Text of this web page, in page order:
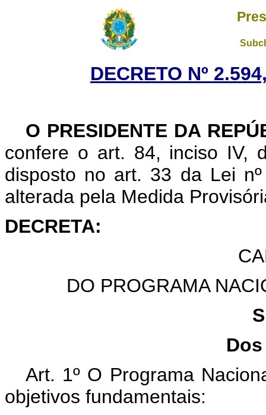
DECRETO Nº
O PRESIDENTE DA
confere o art. 84, inciso IV,
disposto no art. 33 da Lei
alterada pela Medida
DECRETA:
DO PROGRAMA
Art. 1º O Programa
objetivos fundamentais: